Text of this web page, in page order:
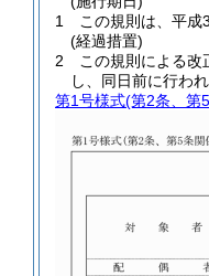
1
この規則は、平成
(経過措置)
2
この規則による
し、同日前に行わ
第1号様式(第2条、第